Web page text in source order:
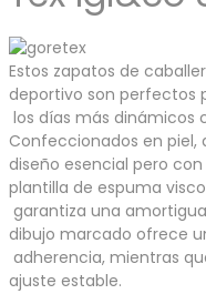
Estos zapatos de
deportivo son perfectos
los días más dinámicos
Confeccionados en piel,
diseño esencial pero
plantilla de espuma
garantiza una
dibujo marcado ofrece
adherencia, mientras
ajuste estable.